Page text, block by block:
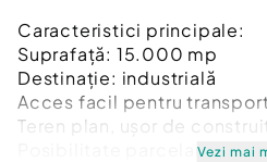
Caracteristici principale:
Suprafață: 15.000 mp
Destinație: industrială
Acces facil pentru transport
Teren plan, ușor de construit
Posibilitate parcelare (în
Vezi mai